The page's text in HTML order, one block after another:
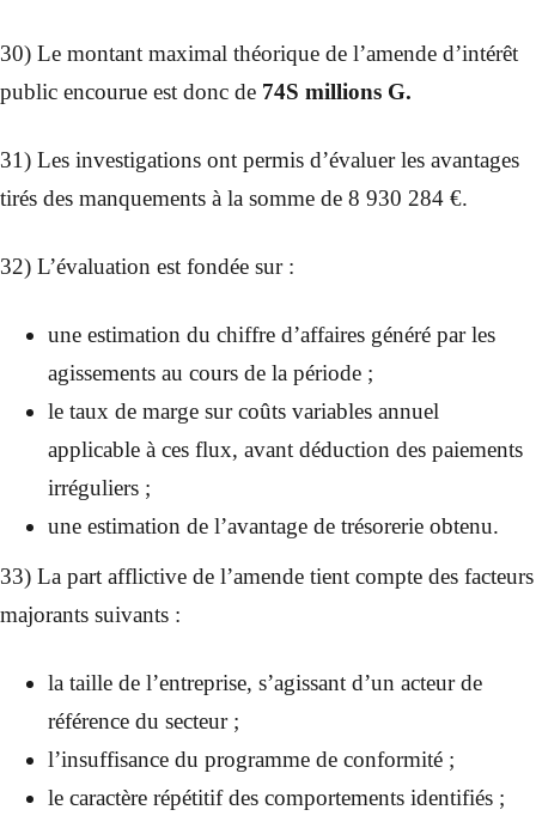
30) Le montant maximal théorique de l’amende d’intérêt
public encourue est donc de 74S millions G.
31) Les investigations ont permis d’évaluer les avantages
tirés des manquements à la somme de 8 930 284 €.
32) L’évaluation est fondée sur :
une estimation du chiffre d’affaires généré par les
agissements au cours de la période ;
le taux de marge sur coûts variables annuel
applicable à ces flux, avant déduction des paiements
irréguliers ;
une estimation de l’avantage de trésorerie obtenu.
33) La part afflictive de l’amende tient compte des facteurs
majorants suivants :
la taille de l’entreprise, s’agissant d’un acteur de
référence du secteur ;
l’insuffisance du programme de conformité ;
le caractère répétitif des comportements identifiés ;